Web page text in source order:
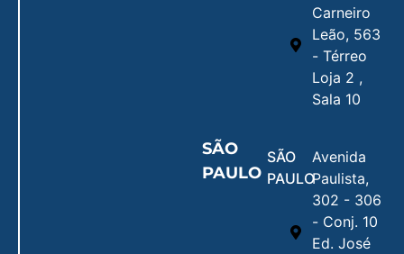
Carneiro
Leão, 563
- Térreo
Loja 2 ,
Sala 10
SÃO
PAULO
SÃO
PAULO
Avenida
Paulista,
302 - 306
- Conj. 10
Ed. José